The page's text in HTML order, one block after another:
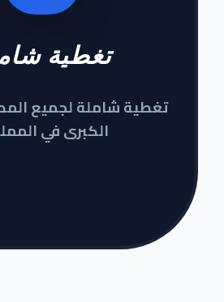
تغطية
تغطية شاملة لجميع
الكبرى في